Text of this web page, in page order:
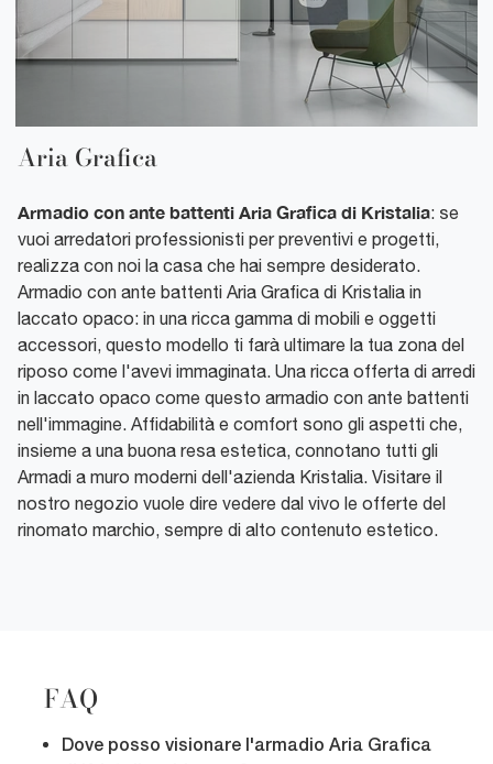
Aria Grafica
Armadio con ante battenti Aria Grafica di Kristalia: se
vuoi arredatori professionisti per preventivi e progetti,
realizza con noi la casa che hai sempre desiderato.
Armadio con ante battenti Aria Grafica di Kristalia in
laccato opaco: in una ricca gamma di mobili e oggetti
accessori, questo modello ti farà ultimare la tua zona del
riposo come l'avevi immaginata. Una ricca offerta di arredi
in laccato opaco come questo armadio con ante battenti
nell'immagine. Affidabilità e comfort sono gli aspetti che,
insieme a una buona resa estetica, connotano tutti gli
Armadi a muro moderni dell'azienda Kristalia. Visitare il
nostro negozio vuole dire vedere dal vivo le offerte del
rinomato marchio, sempre di alto contenuto estetico.
FAQ
Dove posso visionare l'armadio Aria Grafica